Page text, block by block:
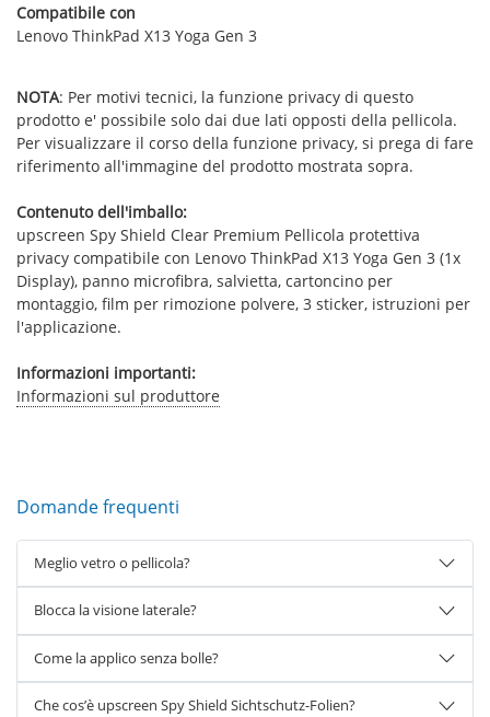
Compatibile con
Lenovo ThinkPad X13 Yoga Gen 3
NOTA: Per motivi tecnici, la funzione privacy di questo
prodotto e' possibile solo dai due lati opposti della pellicola.
Per visualizzare il corso della funzione privacy, si prega di fare
riferimento all'immagine del prodotto mostrata sopra.
Contenuto dell'imballo:
upscreen Spy Shield Clear Premium Pellicola protettiva
privacy compatibile con Lenovo ThinkPad X13 Yoga Gen 3 (1x
Display), panno microfibra, salvietta, cartoncino per
montaggio, film per rimozione polvere, 3 sticker, istruzioni per
l'applicazione.
Informazioni importanti:
Informazioni sul produttore
Domande frequenti
Meglio vetro o pellicola?
Blocca la visione laterale?
Come la applico senza bolle?
Che cos’è upscreen Spy Shield Sichtschutz-Folien?